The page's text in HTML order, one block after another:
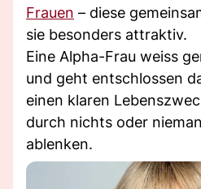
Frauen – diese
sie besonders attraktiv.
Eine Alpha-Frau weiss
und geht entschlossen
einen klaren
durch nichts oder
ablenken.